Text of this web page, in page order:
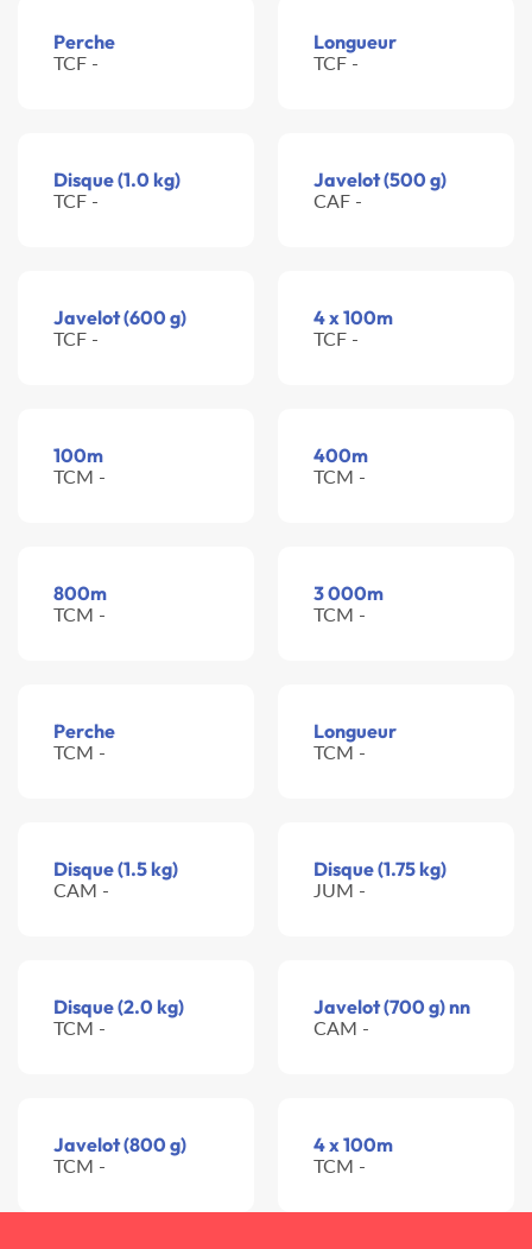
Perche
TCF -
Longueur
TCF -
Disque (1.0 kg)
TCF -
Javelot (500 g)
CAF -
Javelot (600 g)
TCF -
4 x 100m
TCF -
100m
TCM -
400m
TCM -
800m
TCM -
3 000m
TCM -
Perche
TCM -
Longueur
TCM -
Disque (1.5 kg)
CAM -
Disque (1.75 kg)
JUM -
Disque (2.0 kg)
TCM -
Javelot (700 g) nn
CAM -
Javelot (800 g)
TCM -
4 x 100m
TCM -